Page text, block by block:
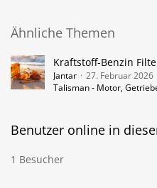
Ich kann mir vorstellen das
aber frech werden ist keine
möchte ich mich gar nicht
zumindest für mich schwer
Schönen Sonntag noch.
Ähnliche Themen
Kraftstoff-Benzin
Jantar
27. Februar 2026
Talisman - Motor,
Benutzer online in
1 Besucher